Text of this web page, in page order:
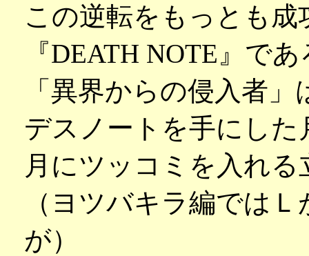
この逆転をもっとも
『DEATH NOTE』で
「異界からの侵入者
デスノートを手にし
月にツッコミを入れる
（ヨツバキラ編では
が）